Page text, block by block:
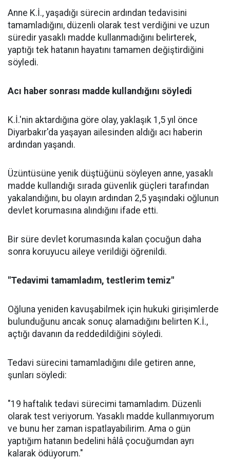
Anne K.İ., yaşadığı sürecin ardından tedavisini
tamamladığını, düzenli olarak test verdiğini ve uzun
süredir yasaklı madde kullanmadığını belirterek,
yaptığı tek hatanın hayatını tamamen değiştirdiğini
söyledi.
Acı haber sonrası madde kullandığını söyledi
K.İ.'nin aktardığına göre olay, yaklaşık 1,5 yıl önce
Diyarbakır'da yaşayan ailesinden aldığı acı haberin
ardından yaşandı.
Üzüntüsüne yenik düştüğünü söyleyen anne, yasaklı
madde kullandığı sırada güvenlik güçleri tarafından
yakalandığını, bu olayın ardından 2,5 yaşındaki oğlunun
devlet korumasına alındığını ifade etti.
Bir süre devlet korumasında kalan çocuğun daha
sonra koruyucu aileye verildiği öğrenildi.
"Tedavimi tamamladım, testlerim temiz"
Oğluna yeniden kavuşabilmek için hukuki girişimlerde
bulunduğunu ancak sonuç alamadığını belirten K.İ.,
açtığı davanın da reddedildiğini söyledi.
Tedavi sürecini tamamladığını dile getiren anne,
şunları söyledi:
"19 haftalık tedavi sürecimi tamamladım. Düzenli
olarak test veriyorum. Yasaklı madde kullanmıyorum
ve bunu her zaman ispatlayabilirim. Ama o gün
yaptığım hatanın bedelini hâlâ çocuğumdan ayrı
kalarak ödüyorum."